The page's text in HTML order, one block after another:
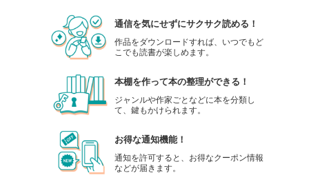
通信を気にせずにサクサク読める！
作品をダウンロードすれば、いつでもど
こでも読書が楽しめます。
本棚を作って本の整理ができる！
ジャンルや作家ごとなどに本を分類し
て、鍵もかけられます。
お得な通知機能！
通知を許可すると、お得なクーポン情報
などが届きます。